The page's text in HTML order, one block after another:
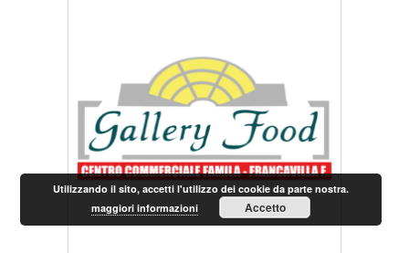
Utilizzando il sito, accetti l'utilizzo dei cookie da parte nostra.
maggiori informazioni
Accetto